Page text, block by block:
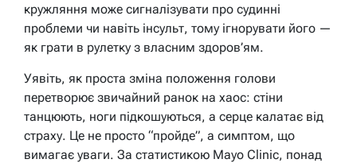
кружляння може сигналізувати про судинні
проблеми чи навіть інсульт, тому ігнорувати його —
як грати в рулетку з власним здоров’ям.
Уявіть, як проста зміна положення голови
перетворює звичайний ранок на хаос: стіни
танцюють, ноги підкошуються, а серце калатає від
страху. Це не просто “пройде”, а симптом, що
вимагає уваги. За статистикою Mayo Clinic, понад